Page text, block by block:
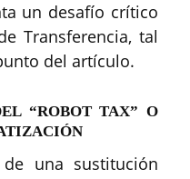
un desafío crítico
Transferencia, tal
del artículo.
“ROBOT TAX” O
una sustitución